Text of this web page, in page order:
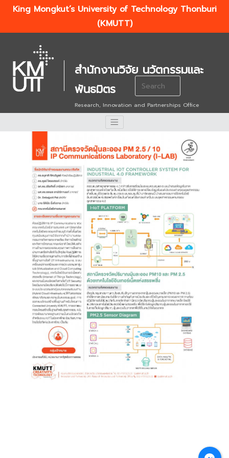
King Mongkut’s University of Technology Thonburi
(KMUTT)
สำนักงานวิจัย นวัตกรรมและ
พันธมิตร
Research, Innovation and Partnerships Office
Search
for: